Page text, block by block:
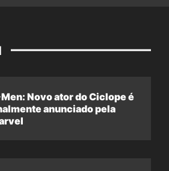
Novo ator do Ciclope é
anunciado pela